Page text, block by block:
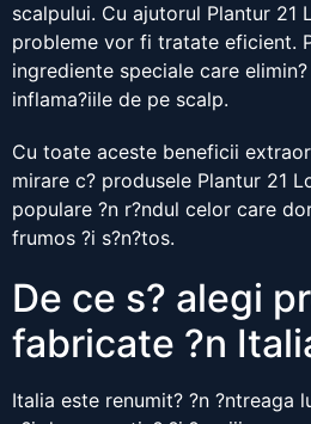
scalpului. Cu ajutorul Plantur 21
probleme vor fi tratate eficient.
ingrediente speciale care
inflama?iile de pe scalp.
Cu toate aceste beneficii
mirare c? produsele Plantur 21
populare ?n r?ndul celor care
frumos ?i s?n?tos.
De ce s? alegi
fabricate ?n
Italia este renumit? ?n ?ntreaga